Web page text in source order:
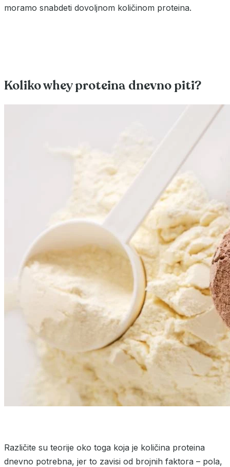
moramo snabdeti dovoljnom količinom proteina.
Koliko whey proteina dnevno piti?
Različite su teorije oko toga koja je količina proteina
dnevno potrebna, jer to zavisi od brojnih faktora – pola,